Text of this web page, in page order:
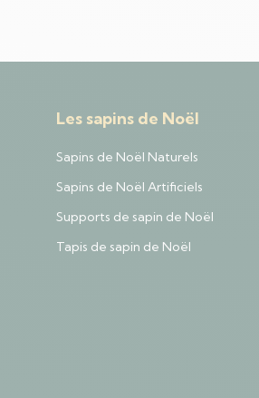
Les sapins de Noël
Sapins de Noël Naturels
Sapins de Noël Artificiels
Supports de sapin de Noël
Tapis de sapin de Noël